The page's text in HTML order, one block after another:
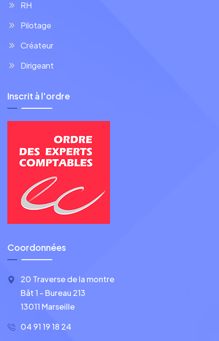
RH
Pilotage
Créateur
Dirigeant
Inscrit à l'ordre
Coordonnées
20 Traverse de la montre
Bât 1 - Bureau 213
13011 Marseille
04 91 19 18 24